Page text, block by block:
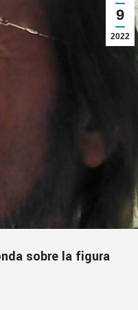
9
2022
sobre la figura